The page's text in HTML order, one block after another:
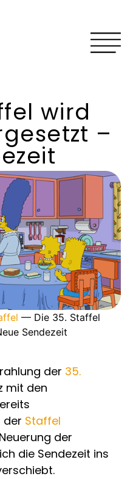
wird
–
— Die 35. Staffel
Sendezeit
der 35.
mit den
der Staffel
der
die Sendezeit ins